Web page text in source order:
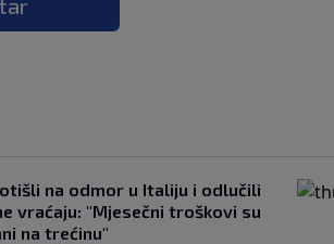
na odmor u Italiju i odlučili
vraćaju: "Mjesečni troškovi su
na trećinu"